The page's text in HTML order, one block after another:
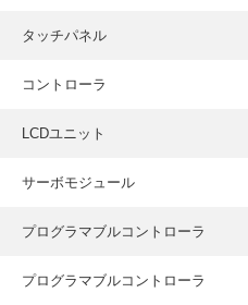
タッチパネル
コントローラ
LCDユニット
サーボモジュール
プログラマブルコントローラ
プログラマブルコントローラ